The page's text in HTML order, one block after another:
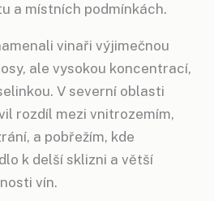
a místních podmínkách.
vinaři výjimečnou
ale vysokou koncentrací,
V severní oblasti
rozdíl mezi vnitrozemím,
a pobřežím, kde
k delší sklizni a větší
vín.